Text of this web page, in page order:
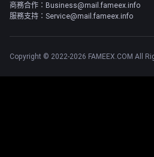
商務合作：Business@mail.fameex.info
服務支持：Service@mail.fameex.info
Copyright © 2022-2026 FAMEEX.COM All